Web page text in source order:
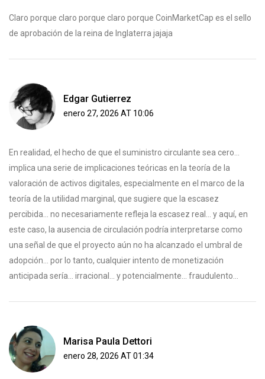
Claro porque claro porque claro porque CoinMarketCap es el sello
de aprobación de la reina de Inglaterra jajaja
Edgar Gutierrez
enero 27, 2026 AT 10:06
En realidad, el hecho de que el suministro circulante sea cero...
implica una serie de implicaciones teóricas en la teoría de la
valoración de activos digitales, especialmente en el marco de la
teoría de la utilidad marginal, que sugiere que la escasez
percibida... no necesariamente refleja la escasez real... y aquí, en
este caso, la ausencia de circulación podría interpretarse como
una señal de que el proyecto aún no ha alcanzado el umbral de
adopción... por lo tanto, cualquier intento de monetización
anticipada sería... irracional... y potencialmente... fraudulento...
Marisa Paula Dettori
enero 28, 2026 AT 01:34